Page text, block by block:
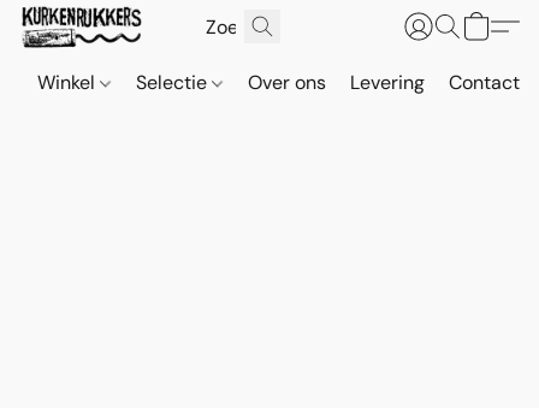
Winkel Selectie Over ons Levering Contact